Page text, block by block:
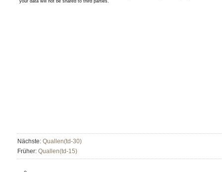
Nächste: Quallen(td-30)
Früher: Quallen(td-15)